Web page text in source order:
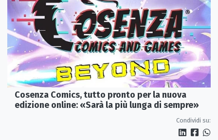
Cosenza Comics, tutto pronto per la nuova
edizione online: «Sarà la più lunga di sempre»
Condividi su: